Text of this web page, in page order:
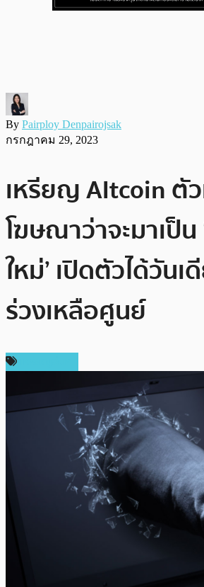
By Pairploy Denpairojsak
กรกฎาคม 29, 2023
เหรียญ Altcoin ตั
โฆษณาว่าจะมาเป็น
ใหม่’ เปิดตัวได้วันเ
ร่วงเหลือศูนย์